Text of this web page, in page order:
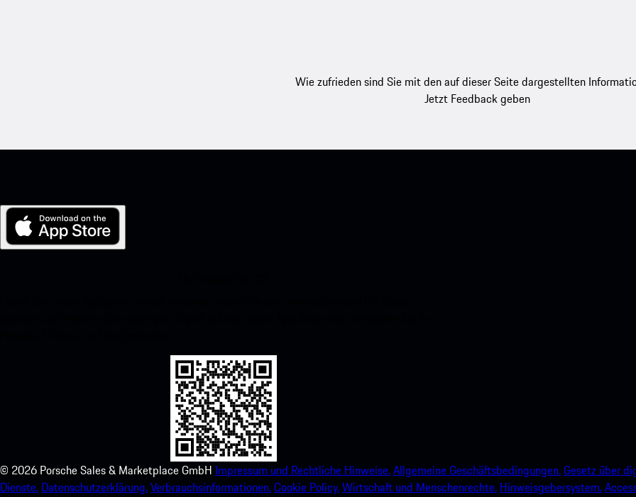
Wie zufrieden sind Sie mit den auf dieser Seite dargestellten
Jetzt Feedback geben
© 2026 Porsche Sales & Marketplace GmbH Impressum und Rechtliche Hinweise.Allgemeine Geschäftsbedingungen.Gesetz über
Dienste. Datenschutzerklärung.Verbrauchsinformationen.Cookie Policy.Wirtschaft und Menschenrechte. Hinweisgebersystem.